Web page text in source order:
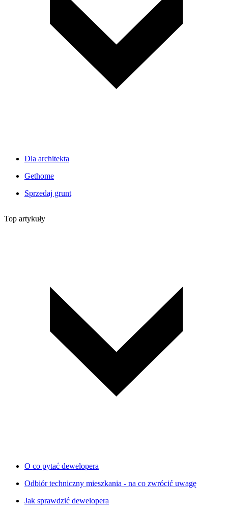
Dla architekta
Gethome
Sprzedaj grunt
Top artykuły
O co pytać dewelopera
Odbiór techniczny mieszkania - na co zwrócić uwagę
Jak sprawdzić dewelopera